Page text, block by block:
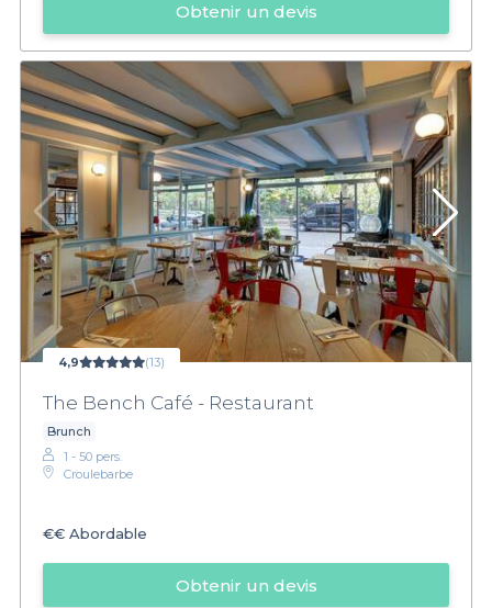
Obtenir un devis
4,9 (13)
The Bench Café - Restaurant
Brunch
1 - 50 pers.
Croulebarbe
€€ Abordable
Obtenir un devis